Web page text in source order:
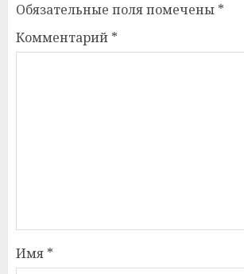
Обязательные поля помечены *
Комментарий *
Имя *